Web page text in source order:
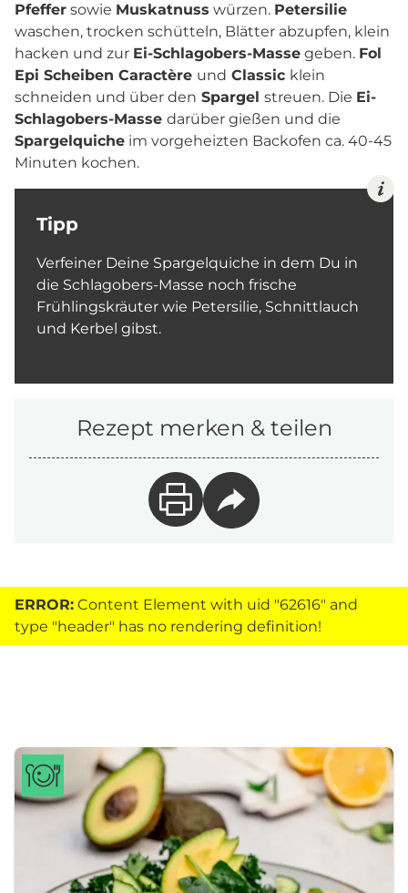
Pfeffer sowie Muskatnuss würzen. Petersilie
waschen, trocken schütteln, Blätter abzupfen, klein
hacken und zur Ei-Schlagobers-Masse geben. Fol
Epi Scheiben Caractère und Classic klein
schneiden und über den Spargel streuen. Die Ei-
Schlagobers-Masse darüber gießen und die
Spargelquiche im vorgeheizten Backofen ca. 40-45
Minuten kochen.
Tipp
Verfeiner Deine Spargelquiche in dem Du in
die Schlagobers-Masse noch frische
Frühlingskräuter wie Petersilie, Schnittlauch
und Kerbel gibst.
Rezept merken & teilen
ERROR: Content Element with uid "62616" and
type "header" has no rendering definition!